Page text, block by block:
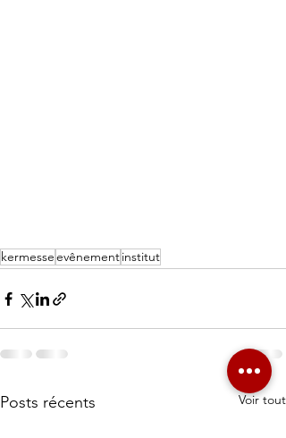
kermesseevênementinstitut
Posts récents Voir tout